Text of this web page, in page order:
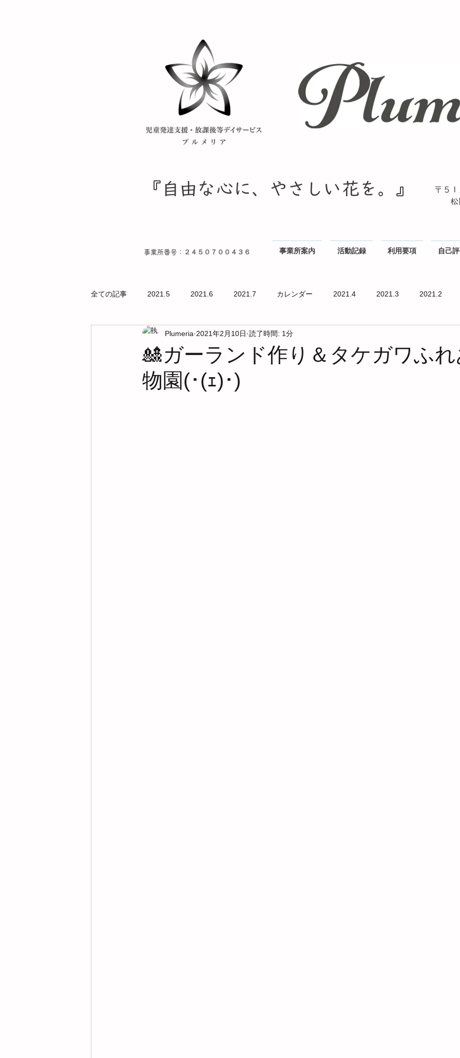
​『自由な心に、やさしい花を。』​
〒５
松阪
事業所番号：２４５０７００４３６ 事業所案内 活動記録 利用要項 自己
全ての記事 2021.5 2021.6 2021.7 カレンダー 2021.4 2021.3 2021.2
🎎ガーランド作り＆タケガワふ
物園(･(ｪ)･)
Plumeria 2021年2月10日 読了時間: 1分